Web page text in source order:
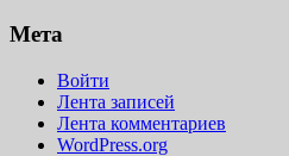
Мета
Войти
Лента записей
Лента комментариев
WordPress.org